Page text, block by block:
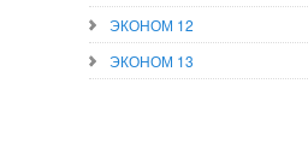
ЭКОНОМ 12
ЭКОНОМ 13